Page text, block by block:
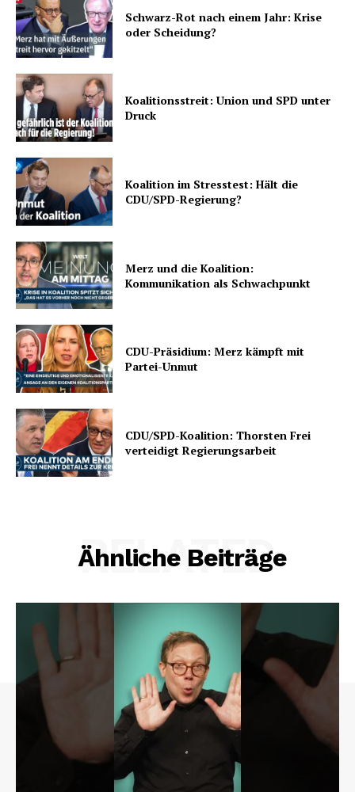
Schwarz-Rot nach einem Jahr: Krise
oder Scheidung?
Koalitionsstreit: Union und SPD unter
Druck
Koalition im Stresstest: Hält die
CDU/SPD-Regierung?
Merz und die Koalition:
Kommunikation als Schwachpunkt
CDU-Präsidium: Merz kämpft mit
Partei-Unmut
CDU/SPD-Koalition: Thorsten Frei
verteidigt Regierungsarbeit
Ähnliche Beiträge
RELATED